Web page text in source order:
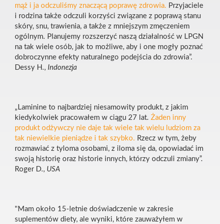
mąż i ja odczuliśmy znaczącą poprawę zdrowia. Przyjaciele
i rodzina także odczuli korzyści związane z poprawą stanu
skóry, snu, trawienia, a także z mniejszym zmęczeniem
ogólnym. Planujemy rozszerzyć naszą działalność w LPGN
na tak wiele osób, jak to możliwe, aby i one mogły poznać
dobroczynne efekty naturalnego podejścia do zdrowia”.
Dessy H., Indonezja
„Laminine to najbardziej niesamowity produkt, z jakim
kiedykolwiek pracowałem w ciągu 27 lat. Żaden inny
produkt odżywczy nie daje tak wiele tak wielu ludziom za
tak niewielkie pieniądze i tak szybko. Rzecz w tym, żeby
rozmawiać z tyloma osobami, z iloma się da, opowiadać im
swoją historię oraz historie innych, którzy odczuli zmiany”.
Roger D., USA
"Mam około 15-letnie doświadczenie w zakresie
suplementów diety, ale wyniki, które zauważyłem w